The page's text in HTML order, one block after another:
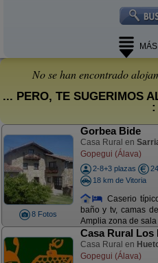
No se han encontrado
... PERO, TE SUGERIMOS
:
8 Fotos
Gorbea Bide
Casa Rural en
Gopegui (Álava)
2-8+3 plazas
18 km de Vitoria
Caserio
baño y tv, camas
Amplia zona de
Casa Rural Los
Casa Rural en
Gopegui (Álava)